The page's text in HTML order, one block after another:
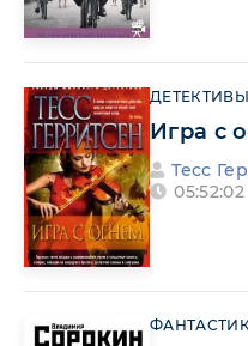
ДЕТЕКТИВЫ
Игра с
Тесс
05:52:02